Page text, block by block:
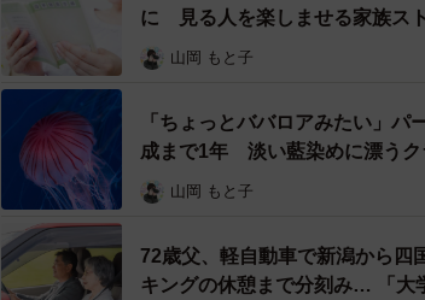
ります。またもらった方もとても大事なものに
敵なしおりなのに靴で踏んだ後、誰も拾わない
さも感じました。
ーー投稿が反響を呼んだことについて。
ようすけさん：基本的に私と同じ意見の方が多
撃してくる人もいていろいろな意見があるなと
が、人間が心から分かり合うのは難しいなと。
に 見る人を楽しませる家族ス
山岡 もと子
「ちょっとババロアみたい」
成まで1年 淡い藍染めに漂う
山岡 もと子
72歳父、軽自動車で新潟から
キングの休憩まで分刻み… 「大